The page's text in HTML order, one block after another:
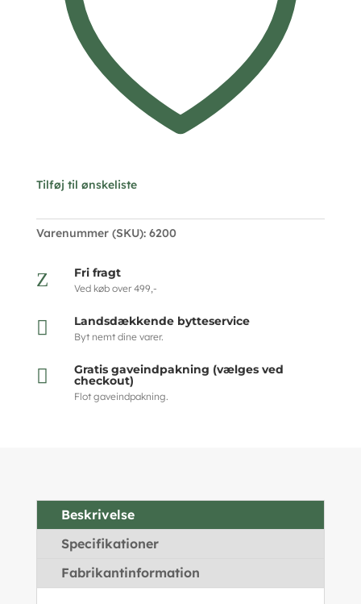
Tilføj til ønskeliste
Varenummer (SKU): 6200
Z Fri fragt
Ved køb over 499,-
 Landsdækkende bytteservice
Byt nemt dine varer.
 Gratis gaveindpakning (vælges ved
checkout)
Flot gaveindpakning.
Beskrivelse
Specifikationer
Fabrikantinformation